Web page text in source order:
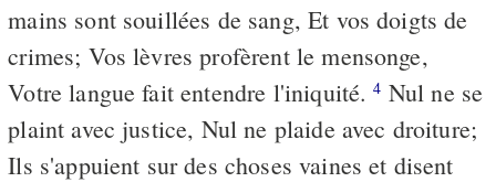
mains sont souillées de sang, Et vos doigts de
crimes; Vos lèvres profèrent le mensonge,
Votre langue fait entendre l'iniquité.4 Nul ne se
plaint avec justice, Nul ne plaide avec droiture;
Ils s'appuient sur des choses vaines et disent